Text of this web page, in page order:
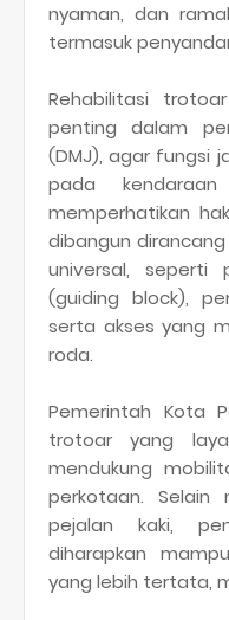
nyaman, dan
termasuk
Rehabilitasi
penting dalam
(DMJ), agar fungsi
pada
memperhatikan
dibangun
universal, seperti
(guiding block),
serta akses yang
roda.
Pemerintah Kota
trotoar yang
mendukung
perkotaan. Selain
pejalan kaki,
diharapkan
yang lebih tertata,